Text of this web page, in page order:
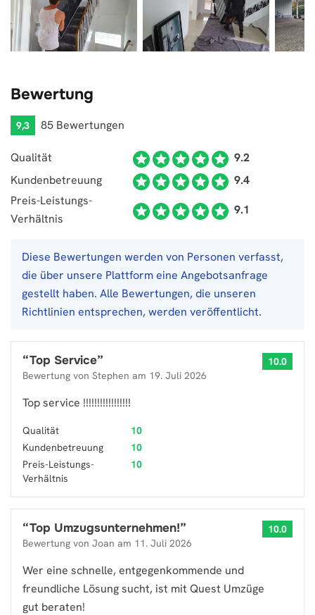
Bewertung
9,3 85 Bewertungen
Qualität
9.2
Kundenbetreuung
9.4
Preis-Leistungs-
Verhältnis
9.1
Diese Bewertungen werden von Personen verfasst,
die über unsere Plattform eine Angebotsanfrage
gestellt haben. Alle Bewertungen, die unseren
Richtlinien entsprechen, werden veröffentlicht.
“Top Service”
Bewertung von Stephen am 19. Juli 2026
10.0
Top service !!!!!!!!!!!!!!!!!
Qualität
10
Kundenbetreuung
10
Preis-Leistungs-
Verhältnis
10
“Top Umzugsunternehmen!”
Bewertung von Joan am 11. Juli 2026
10.0
Wer eine schnelle, entgegenkommende und
freundliche Lösung sucht, ist mit Quest Umzüge
gut beraten!